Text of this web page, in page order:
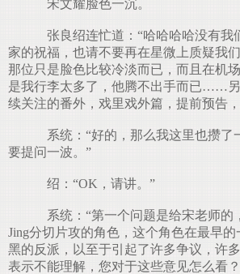
宋文耀脸色一沉。
张良绍连忙道：“哈哈哈哈没有我
家的祝福，也请不要再在星微上质疑我
那位只是脸色比较冷淡而已，而且在机
是我行李太多了，他腾不出手而已……
续关注的番外，戏里戏外篇，提前预告
系统：“好的，那么我这里也攒了
要提问一波。”
绍：“OK，请讲。”
系统：“第一个问题是给宋老师的
Jing分切片攻的角色，这个角色在最早
黑的反派，以至于引起了许多争议，许
表示不能理解，您对于这些意见怎么看